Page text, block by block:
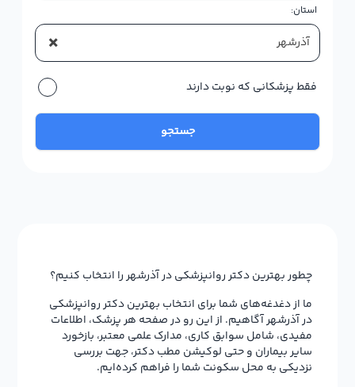
استان:
× آذرشهر
فقط پزشکانی که نوبت دارند
جستجو
چطور بهترین دکتر روانپزشکی در آذرشهر را انتخاب کنیم؟
ما از دغدغه‌های شما برای انتخاب بهترین دکتر روانپزشکی
در آذرشهر آگاهیم. از این رو در صفحه هر پزشک، اطلاعات
مفیدی، شامل سوابق کاری، مدارک علمی معتبر، بازخورد
سایر بیماران و حتی لوکیشن مطب دکتر، جهت بررسی
نزدیکی به محل سکونت شما را فراهم کرده‌ایم.